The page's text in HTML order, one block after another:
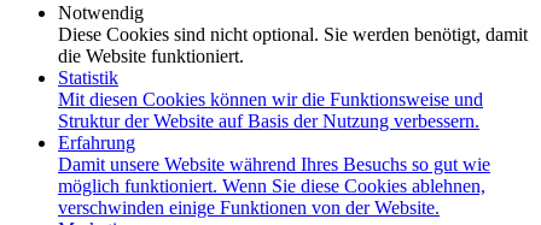
Notwendig
Diese Cookies sind nicht optional. Sie werden benötigt, damit
die Website funktioniert.
Statistik
Mit diesen Cookies können wir die Funktionsweise und
Struktur der Website auf Basis der Nutzung verbessern.
Erfahrung
Damit unsere Website während Ihres Besuchs so gut wie
möglich funktioniert. Wenn Sie diese Cookies ablehnen,
verschwinden einige Funktionen von der Website.